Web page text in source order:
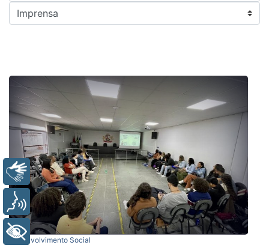
Desenvolvimento Social
Libras
Voz
+ Acessibilidade